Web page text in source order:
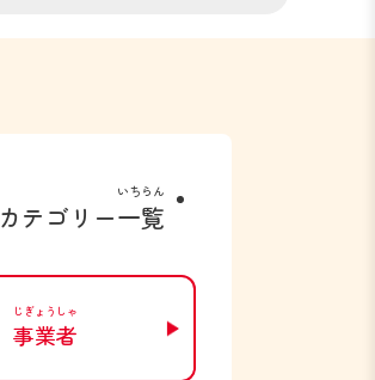
カテゴリー一覧
いちらん
事業者
じぎょうしゃ